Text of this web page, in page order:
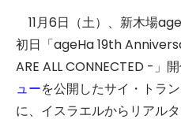
11月6日（土）、新木場
初日「ageHa 19th
ARE ALL CONNECTED -」
ューを公開したサイ・トラ
に、イスラエルからリアル